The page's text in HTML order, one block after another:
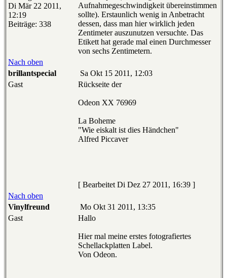
Di Mär 22 2011,
12:19
Beiträge: 338
Aufnahmegeschwindigkeit übereinstimmen
sollte). Erstaunlich wenig in Anbetracht
dessen, dass man hier wirklich jeden
Zentimeter auszunutzen versuchte. Das
Etikett hat gerade mal einen Durchmesser
von sechs Zentimetern.
Nach oben
brillantspecial
Sa Okt 15 2011, 12:03
Gast
Rückseite der
Odeon XX 76969
La Boheme
"Wie eiskalt ist dies Händchen"
Alfred Piccaver
[ Bearbeitet Di Dez 27 2011, 16:39 ]
Nach oben
Vinylfreund
Mo Okt 31 2011, 13:35
Gast
Hallo
Hier mal meine erstes fotografiertes
Schellackplatten Label.
Von Odeon.